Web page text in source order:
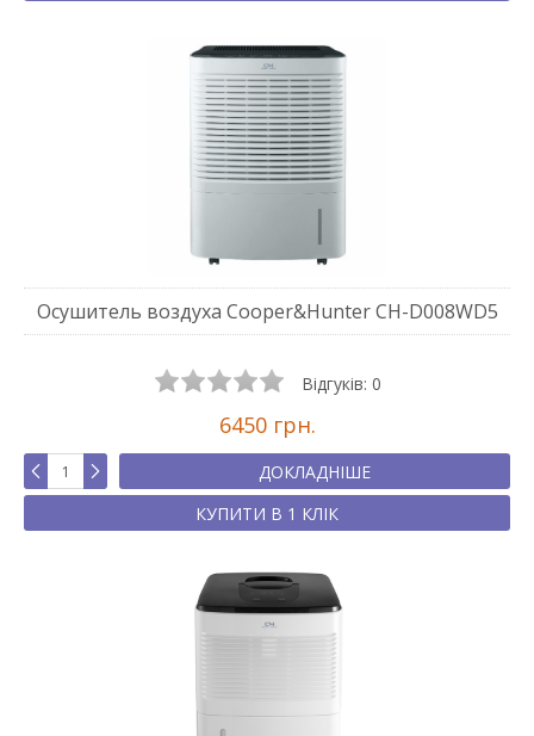
Осушитель воздуха Cooper&Hunter CH-D008WD5
Відгуків: 0
6450 грн.
ДОКЛАДНІШЕ
КУПИТИ В 1 КЛІК